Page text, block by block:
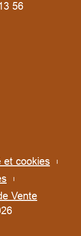
56
et cookies
Vente